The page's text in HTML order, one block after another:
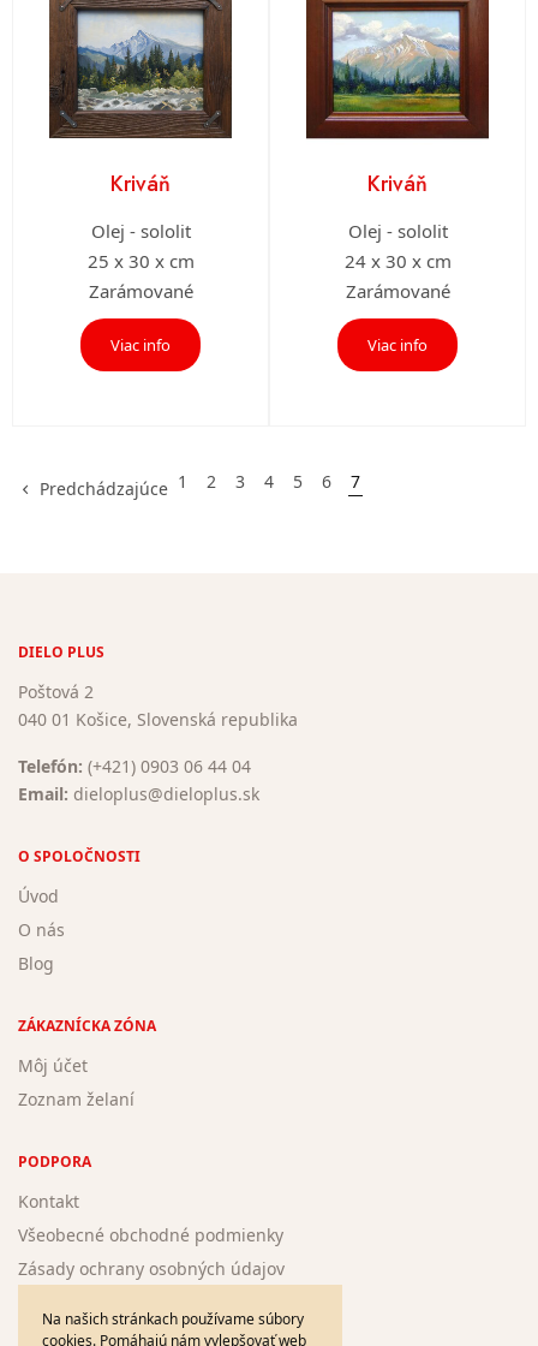
Kriváň
Olej - sololit
25 x 30 x cm
Zarámované
Viac info
Kriváň
Olej - sololit
24 x 30 x cm
Zarámované
Viac info
Predchádzajúce 1 2 3 4 5 6 7
DIELO PLUS
Poštová 2
040 01 Košice, Slovenská republika
Telefón: (+421) 0903 06 44 04
Email: dieloplus@dieloplus.sk
O SPOLOČNOSTI
Úvod
O nás
Blog
ZÁKAZNÍCKA ZÓNA
Môj účet
Zoznam želaní
PODPORA
Kontakt
Všeobecné obchodné podmienky
Zásady ochrany osobných údajov
Na našich stránkach používame súbory
cookies. Pomáhajú nám vylepšovať web